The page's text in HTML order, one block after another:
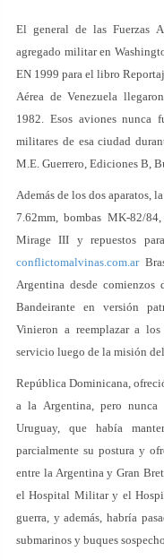
El general de las Fuerzas
agregado militar en
EN 1999 para el libro
Aérea de Venezuela
1982. Esos aviones nunca
militares de esa ciudad
M.E. Guerrero, Ediciones B,
Además de los dos aparatos,
7.62mm, bombas MK-82/
Mirage III y repuestos
conflictomalvinas.com.ar
Argentina desde
Bandeirante en versión
Vinieron a reemplazar a
servicio luego de la misión
República Dominicana,
a la Argentina, pero nunca
Uruguay, que había
parcialmente su postura y
entre la Argentina y Gran
el Hospital Militar y el
guerra, y además, habría
submarinos y buques